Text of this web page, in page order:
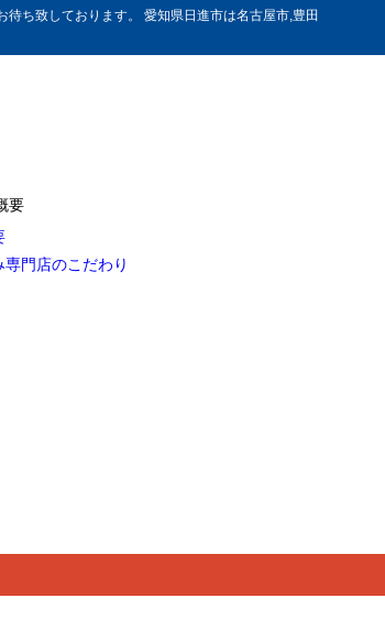
ち致しております。 愛知県日進市は名古屋市,豊田
要
専門店のこだわり